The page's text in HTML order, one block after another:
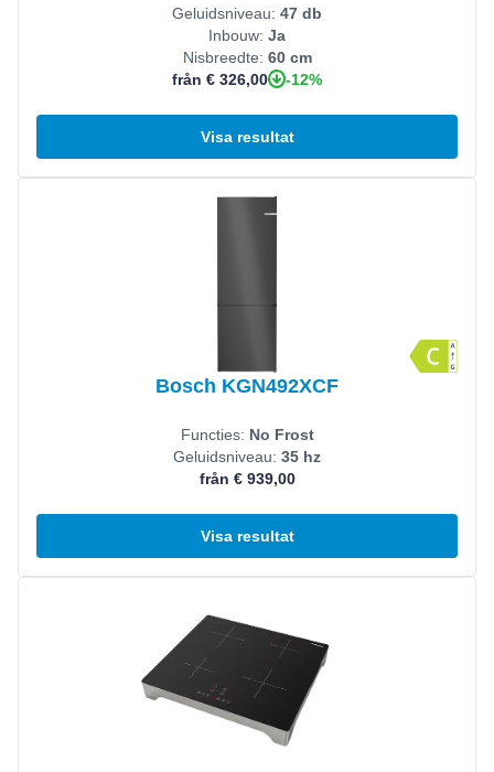
Geluidsniveau: 47 db
Inbouw: Ja
Nisbreedte: 60 cm
från € 326,00
-12%
Visa resultat
Bosch KGN492XCF
Functies: No Frost
Geluidsniveau: 35 hz
från € 939,00
Visa resultat